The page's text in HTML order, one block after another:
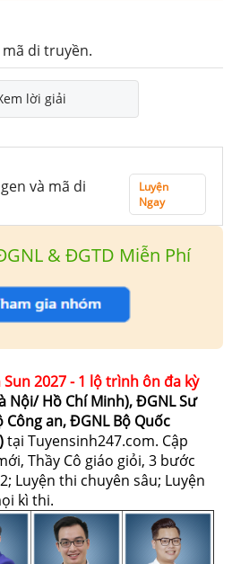
di truyền.
lời giải
và mã di
Luyện
Ngay
& ĐGTD Miễn Phí
2027 - 1 lộ trình ôn đa kỳ
Nội/ Hồ Chí Minh), ĐGNL Sư
Công an, ĐGNL Bộ Quốc
)tại Tuyensinh247.com. Cập
Thầy Cô giáo giỏi, 3 bước
Luyện thi chuyên sâu; Luyện
kì thi.